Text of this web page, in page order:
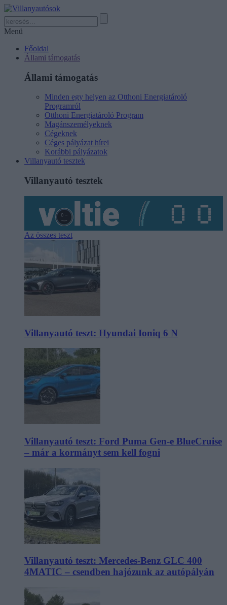
Menü
Főoldal
Állami támogatás
Állami támogatás
Minden egy helyen az Otthoni Energiatároló
Programról
Otthoni Energiatároló Program
Magánszemélyeknek
Cégeknek
Céges pályázat hírei
Korábbi pályázatok
Villanyautó tesztek
Villanyautó tesztek
Az összes teszt
Villanyautó teszt: Hyundai Ioniq 6 N
Villanyautó teszt: Ford Puma Gen-e BlueCruise
– már a kormányt sem kell fogni
Villanyautó teszt: Mercedes-Benz GLC 400
4MATIC – csendben hajózunk az autópályán